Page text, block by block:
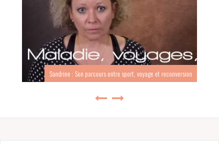
Sandrine : Son parcours entre sport, voyage et reconversion